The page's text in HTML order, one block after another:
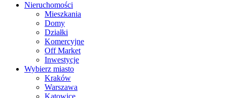
Nieruchomości
Mieszkania
Domy
Działki
Komercyjne
Off Market
Inwestycje
Wybierz miasto
Kraków
Warszawa
Katowice